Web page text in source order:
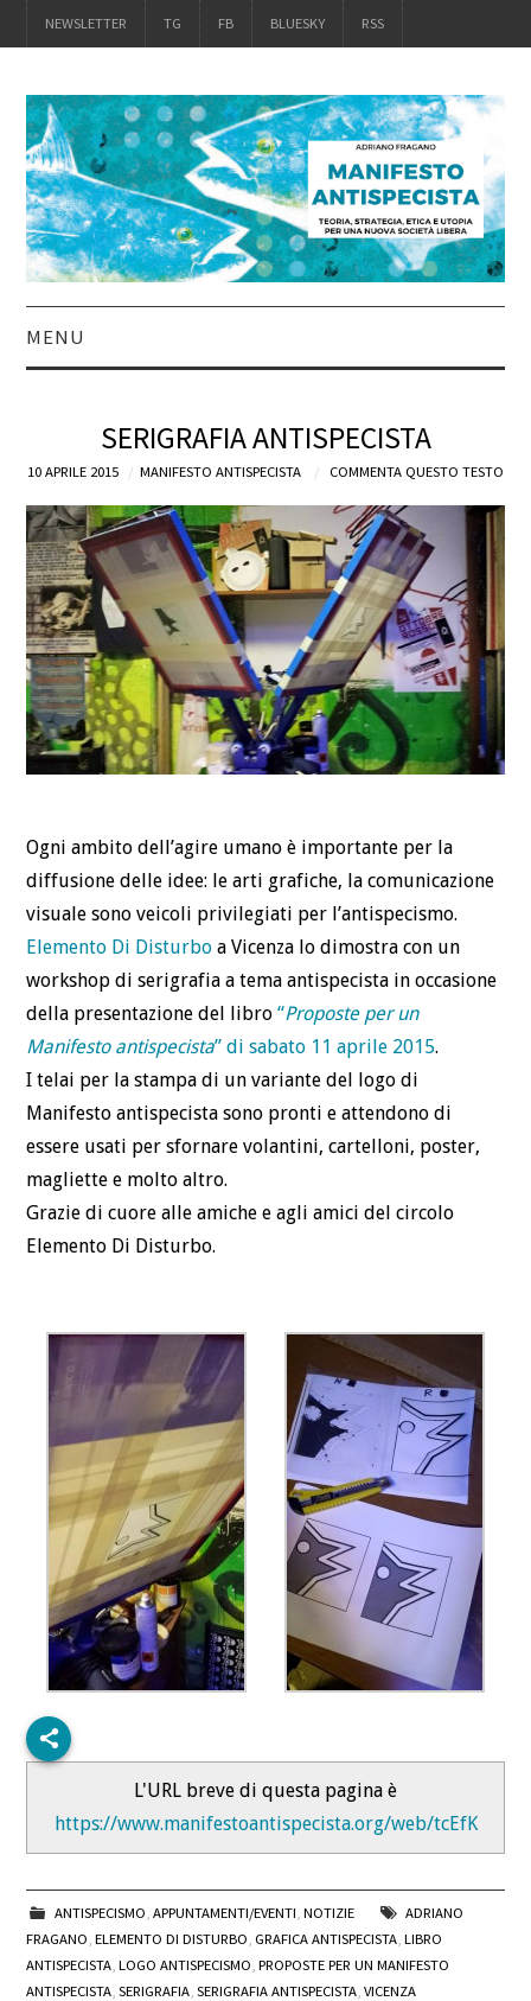
NEWSLETTER TG FB BLUESKY RSS
MENU
IL LIBRO
ACQUISTALO
DEFINIZIONI
CHI
BLOG
CONTATTI
SERIGRAFIA ANTISPECISTA
10 APRILE 2015 MANIFESTO ANTISPECISTA COMMENTA QUESTO TESTO
Ogni ambito dell’agire umano è importante per la
diffusione delle idee: le arti grafiche, la comunicazione
visuale sono veicoli privilegiati per l’antispecismo.
Elemento Di Disturbo a Vicenza lo dimostra con un
workshop di serigrafia a tema antispecista in occasione
della presentazione del libro“Proposte per un
Manifesto antispecista” di sabato 11 aprile 2015.
I telai per la stampa di un variante del logo di
Manifesto antispecista sono pronti e attendono di
essere usati per sfornare volantini, cartelloni, poster,
magliette e molto altro.
Grazie di cuore alle amiche e agli amici del circolo
Elemento Di Disturbo.
L'URL breve di questa pagina è
https://www.manifestoantispecista.org/web/tcEfK
ANTISPECISMO APPUNTAMENTI/EVENTI NOTIZIE
ADRIANO
FRAGANO ,ELEMENTO DI DISTURBO GRAFICA ANTISPECISTA ,LIBRO
ANTISPECISTA ,LOGO ANTISPECISMO ,PROPOSTE PER UN MANIFESTO
ANTISPECISTA ,SERIGRAFIA ,SERIGRAFIA ANTISPECISTA ,VICENZA